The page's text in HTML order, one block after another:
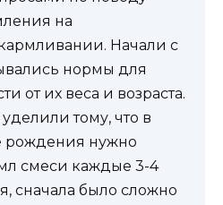
на
Начали с
нормы для
от их веса и возраста.
тому, что в
рождения нужно
смеси каждые 3-4
сначала было сложно